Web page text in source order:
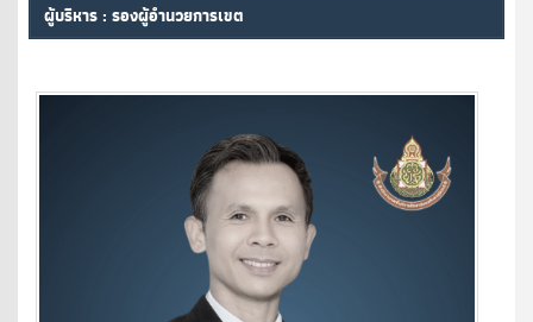
ผู้บริหาร : รองผู้อำนวยการเขต